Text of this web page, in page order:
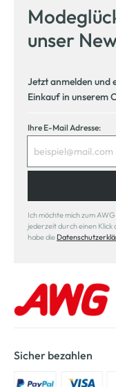
unser
Jetzt anmelden und
Einkauf in unserem
Ihre E-Mail Adresse:
Ich möchte mich zum
jederzeit durch einen
habe die
Sicher bezahlen